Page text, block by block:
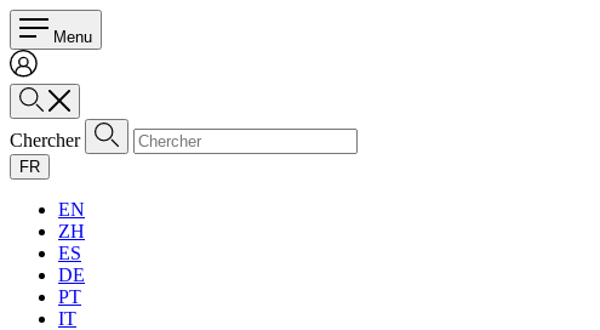
Menu
Chercher
FR
EN
ZH
ES
DE
PT
IT